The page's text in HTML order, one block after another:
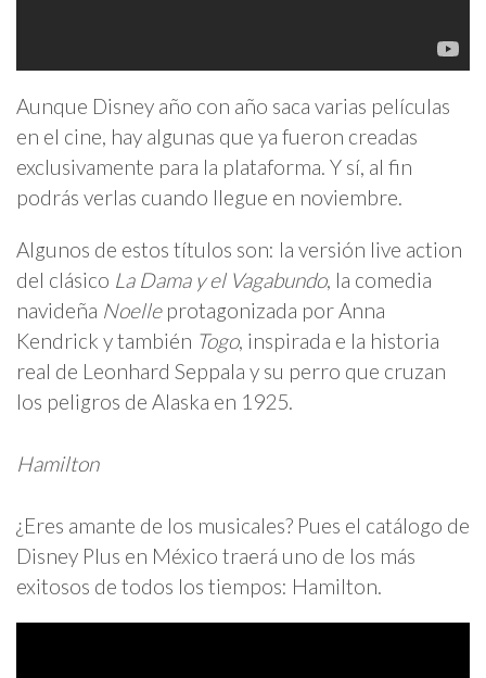
Aunque Disney año con año saca varias películas
en el cine, hay algunas que ya fueron creadas
exclusivamente para la plataforma. Y sí, al fin
podrás verlas cuando llegue en noviembre.
Algunos de estos títulos son: la versión live action
del clásico La Dama y el Vagabundo, la comedia
navideña Noelleprotagonizada por Anna
Kendrick y también Togo, inspirada e la historia
real de Leonhard Seppala y su perro que cruzan
los peligros de Alaska en 1925.
Hamilton
¿Eres amante de los musicales? Pues el catálogo de
Disney Plus en México traerá uno de los más
exitosos de todos los tiempos: Hamilton.